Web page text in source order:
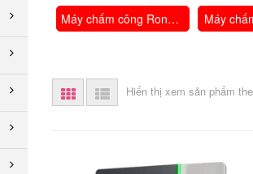
Máy chấm công Ronald Jack Máy
Hiển thị xem sản phẩm